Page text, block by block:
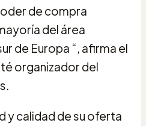
de compra
del área
de Europa “, afirma el
organizador del
y calidad de su oferta